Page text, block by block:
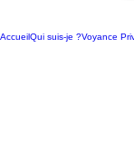
AccueilQui suis-je ?Voyance